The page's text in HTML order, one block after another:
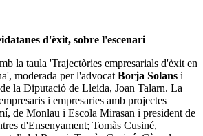
d'èxit, sobre l'escenari
la taula 'Trajectòries empresarials d'èxit en
moderada per l'advocatBorja Solans i
la Diputació de Lleida, Joan Talarn. La
i empresaries amb projectes
de Monlau i Escola Mirasan i president de
d'Ensenyament; Tomàs Cusiné,